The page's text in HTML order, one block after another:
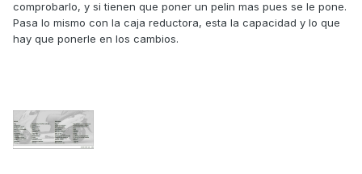
comprobarlo, y si tienen que poner un pelin mas pues se le pone.
Pasa lo mismo con la caja reductora, esta la capacidad y lo que
hay que ponerle en los cambios.